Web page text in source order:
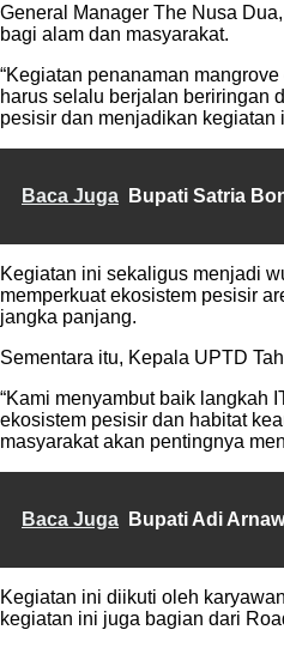
General Manager The Nusa
bagi alam dan masyarakat.
“Kegiatan penanaman
harus selalu berjalan beriringan
pesisir dan menjadikan
Baca Juga Bupati Satria
Kegiatan ini sekaligus menjadi
memperkuat ekosistem pesisir
jangka panjang.
Sementara itu, Kepala UPTD
“Kami menyambut baik langkah
ekosistem pesisir dan habitat
masyarakat akan pentingnya
Baca Juga Bupati Adi
Kegiatan ini diikuti oleh
kegiatan ini juga bagian dari